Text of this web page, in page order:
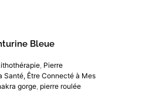
Bleue
, Pierre
Santé, Être Connecté à Mes
gorge, pierre roulée